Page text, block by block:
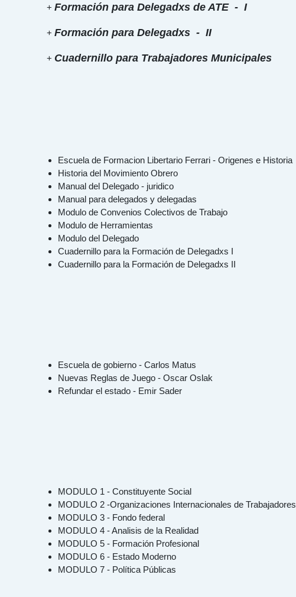
+ Formación para Delegadxs de ATE - I
+ Formación para Delegadxs - II
+ Cuadernillo para Trabajadores Municipales
Escuela de Formacion Libertario Ferrari - Origenes e Historia
Historia del Movimiento Obrero
Manual del Delegado - juridico
Manual para delegados y delegadas
Modulo de Convenios Colectivos de Trabajo
Modulo de Herramientas
Modulo del Delegado
Cuadernillo para la Formación de Delegadxs I
Cuadernillo para la Formación de Delegadxs II
Escuela de gobierno - Carlos Matus
Nuevas Reglas de Juego - Oscar Oslak
Refundar el estado - Emir Sader
MODULO 1 - Constituyente Social
MODULO 2 -Organizaciones Internacionales de Trabajadores
MODULO 3 - Fondo federal
MODULO 4 - Analisis de la Realidad
MODULO 5 - Formación Profesional
MODULO 6 - Estado Moderno
MODULO 7 - Política Públicas